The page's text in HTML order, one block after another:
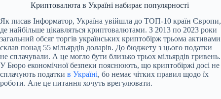
Криптовалюта в Україні набирає популярності
Як писав Інформатор, Україна увійшла до ТОП-10 країн Європи,
де найбільше цікавляться криптовалютами. З 2013 по 2023 роки
загальний обсяг торгів українських криптобірж трьома активами
склав понад 55 мільярдів доларів. До бюджету з цього податки
не сплачували. А це могло бути близько трьох мільярдів гривень.
У Бюро економічної безпеки пояснюють, що криптобіржі досі не
сплачують податки в Україні, бо немає чітких правил щодо їх
роботи. Але це питання хочуть врегулювати.